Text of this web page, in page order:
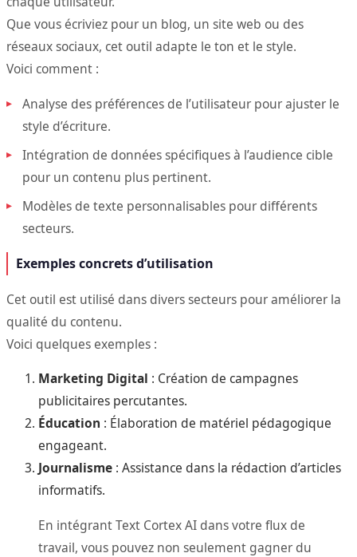
Que vous écriviez pour un blog, un site web ou des
réseaux sociaux, cet outil adapte le ton et le style.
Voici comment :
Analyse des préférences de l’utilisateur pour ajuster le
style d’écriture.
Intégration de données spécifiques à l’audience cible
pour un contenu plus pertinent.
Modèles de texte personnalisables pour différents
secteurs.
Exemples concrets d’utilisation
Cet outil est utilisé dans divers secteurs pour améliorer la
qualité du contenu.
Voici quelques exemples :
Marketing Digital : Création de campagnes
publicitaires percutantes.
Éducation : Élaboration de matériel pédagogique
engageant.
Journalisme : Assistance dans la rédaction d’articles
informatifs.
En intégrant Text Cortex AI dans votre flux de
travail, vous pouvez non seulement gagner du